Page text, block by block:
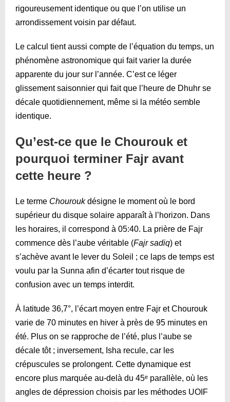
rigoureusement identique ou que l’on utilise un
arrondissement voisin par défaut.
Le calcul tient aussi compte de l’équation du temps, un
phénomène astronomique qui fait varier la durée
apparente du jour sur l’année. C’est ce léger
glissement saisonnier qui fait que l’heure de Dhuhr se
décale quotidiennement, même si la météo semble
identique.
Qu’est-ce que le Chourouk et
pourquoi terminer Fajr avant
cette heure ?
Le terme Chouroukdésigne le moment où le bord
supérieur du disque solaire apparaît à l’horizon. Dans
les horaires, il correspond à 05:40. La prière de Fajr
commence dès l’aube véritable (Fajr sadiq) et
s’achève avant le lever du Soleil ; ce laps de temps est
voulu par la Sunna afin d’écarter tout risque de
confusion avec un temps interdit.
À latitude 36,7°, l’écart moyen entre Fajr et Chourouk
varie de 70 minutes en hiver à près de 95 minutes en
été. Plus on se rapproche de l’été, plus l’aube se
décale tôt ; inversement, Isha recule, car les
crépuscules se prolongent. Cette dynamique est
encore plus marquée au-delà du 45ᵉ parallèle, où les
angles de dépression choisis par les méthodes UOIF